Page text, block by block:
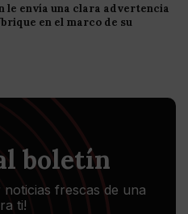
le envía una clara advertencia
en el marco de su
boletín
frescas de una
ti!